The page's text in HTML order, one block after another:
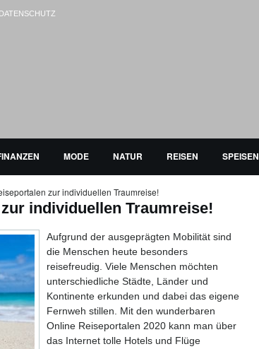
DATENSCHUTZ
MODE NATUR REISEN SPEISEN
zur individuellen Traumreise!
individuellen Traumreise!
Aufgrund der ausgeprägten Mobilität sind
die Menschen heute besonders
reisefreudig. Viele Menschen möchten
unterschiedliche Städte, Länder und
Kontinente erkunden und dabei das eigene
Fernweh stillen. Mit den wunderbaren
Online Reiseportalen 2020 kann man über
das Internet tolle Hotels und Flüge